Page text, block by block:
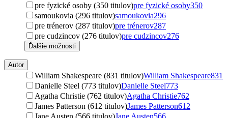
pre fyzické osoby (350 titulov)pre fyzické osoby350
samoukovia (296 titulov)samoukovia296
pre trénerov (287 titulov)pre trénerov287
pre cudzincov (276 titulov)pre cudzincov276
Ďalšie možnosti
Autor
William Shakespeare (831 titulov)William Shakespeare831
Danielle Steel (773 titulov)Danielle Steel773
Agatha Christie (762 titulov)Agatha Christie762
James Patterson (612 titulov)James Patterson612
Jane Austen (566 titulov)Jane Austen566